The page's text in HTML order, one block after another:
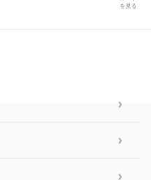
を見る